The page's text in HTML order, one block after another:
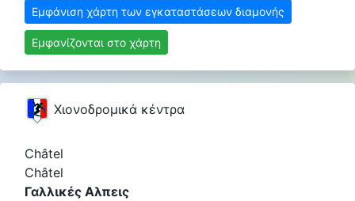
Εμφάνιση χάρτη των εγκαταστάσεων διαμονής
Εμφανίζονται στο χάρτη
Χιονοδρομικά κέντρα
Châtel
Châtel
Γαλλικές Αλπεις